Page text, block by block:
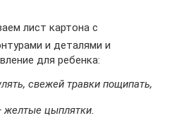
лист картона с
и деталями и
для ребенка:
свежей травки пощипать,
желтые цыплятки.